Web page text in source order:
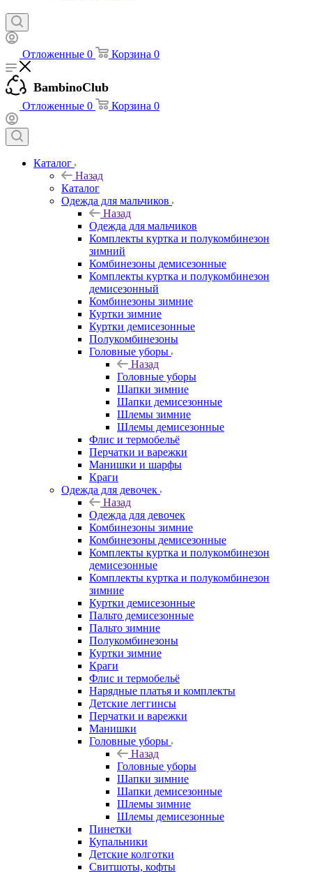
Отложенные 0 Корзина 0
BambinoClub
Отложенные 0 Корзина 0
Каталог
Назад
Каталог
Одежда для мальчиков
Назад
Одежда для мальчиков
Комплекты куртка и полукомбинезон
зимний
Комбинезоны демисезонные
Комплекты куртка и полукомбинезон
демисезонный
Комбинезоны зимние
Куртки зимние
Куртки демисезонные
Полукомбинезоны
Головные уборы
Назад
Головные уборы
Шапки зимние
Шапки демисезонные
Шлемы зимние
Шлемы демисезонные
Флис и термобельё
Перчатки и варежки
Манишки и шарфы
Краги
Одежда для девочек
Назад
Одежда для девочек
Комбинезоны зимние
Комбинезоны демисезонные
Комплекты куртка и полукомбинезон
демисезонные
Комплекты куртка и полукомбинезон
зимние
Куртки демисезонные
Пальто демисезонные
Пальто зимние
Полукомбинезоны
Куртки зимние
Краги
Флис и термобельё
Нарядные платья и комплекты
Детские леггинсы
Перчатки и варежки
Манишки
Головные уборы
Назад
Головные уборы
Шапки зимние
Шапки демисезонные
Шлемы зимние
Шлемы демисезонные
Пинетки
Купальники
Детские колготки
Свитшоты, кофты